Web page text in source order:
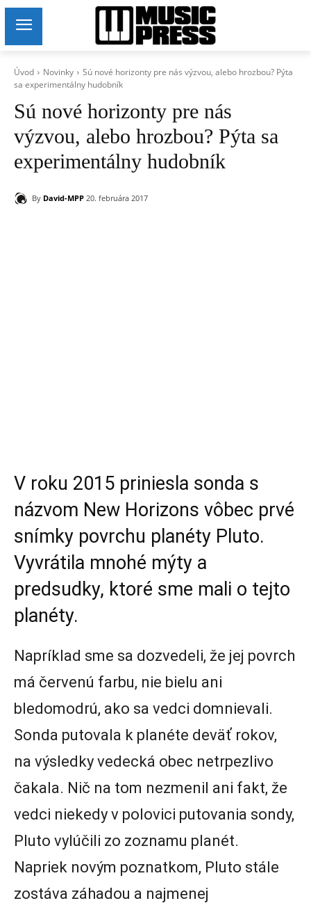
Úvod Novinky
Sú nové horizonty pre nás výzvou, alebo hrozbou? Pýta
sa experimentálny hudobník
Sú nové horizonty pre nás
výzvou, alebo hrozbou? Pýta sa
experimentálny hudobník
By David-MPP 20. februára 2017
V roku 2015 priniesla sonda s
názvom New Horizons vôbec prvé
snímky povrchu planéty Pluto.
Vyvrátila mnohé mýty a
predsudky, ktoré sme mali o tejto
planéty.
Napríklad sme sa dozvedeli, že jej povrch
má červenú farbu, nie bielu ani
bledomodrú, ako sa vedci domnievali.
Sonda putovala k planéte deväť rokov,
na výsledky vedecká obec netrpezlivo
čakala. Nič na tom nezmenil ani fakt, že
vedci niekedy v polovici putovania sondy,
Pluto vylúčili zo zoznamu planét.
Napriek novým poznatkom, Pluto stále
zostáva záhadou a najmenej